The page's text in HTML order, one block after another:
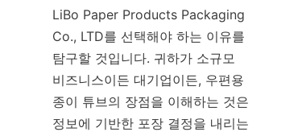
LiBo Paper Products Packaging
Co., LTD를 선택해야 하는 이유를
탐구할 것입니다. 귀하가 소규모
비즈니스이든 대기업이든, 우편용
종이 튜브의 장점을 이해하는 것은
정보에 기반한 포장 결정을 내리는